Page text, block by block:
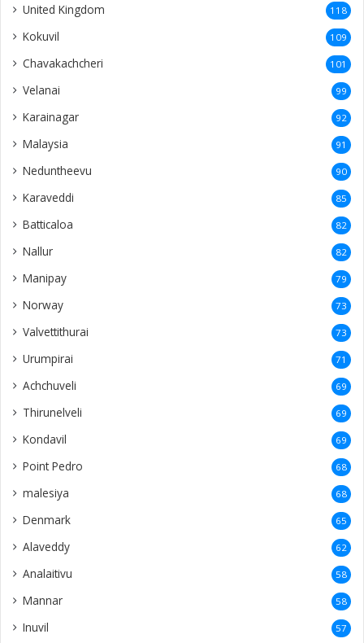
United Kingdom 118
Kokuvil 109
Chavakachcheri 101
Velanai 99
Karainagar 92
Malaysia 91
Neduntheevu 90
Karaveddi 85
Batticaloa 82
Nallur 82
Manipay 79
Norway 73
Valvettithurai 73
Urumpirai 71
Achchuveli 69
Thirunelveli 69
Kondavil 69
Point Pedro 68
malesiya 68
Denmark 65
Alaveddy 62
Analaitivu 58
Mannar 58
Inuvil 57